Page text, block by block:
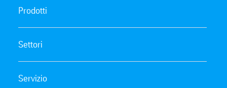
Prodotti
Settori
Servizio